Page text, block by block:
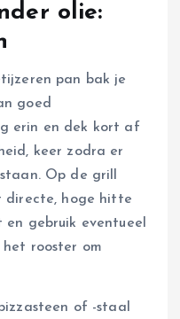
olie:
pan bak je
goed
erin en dek kort af
keer zodra er
Op de grill
directe, hoge hitte
gebruik eventueel
het rooster om
of -staal